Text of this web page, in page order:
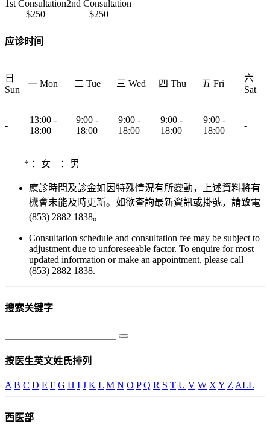
1st Consultation2nd Consultation
$250
$250
应诊时间
日
Sun
一 Mon 二 Tue 三 Wed 四 Thu 五 Fri
六
Sat
-
13:00 -
18:00
9:00 -
18:00
9:00 -
18:00
9:00 -
18:00
9:00 -
18:00
-
* ：女 ：男
應診時間及診金如因特殊情況有所變動，上述資料將有
機會未能及時更新。如欲查詢最新資訊或掛號，請致電
(853) 2882 1838。
Consultation schedule and consultation fee may be subject to
adjustment due to unforeseeable factor. To enquire for most
updated information or make an appointment, please call
(853) 2882 1838.
搜索关键字
按医生英文姓氏排列
A B C D E F G H I J K L M N O P Q R S T U V W X Y Z ALL
西医部